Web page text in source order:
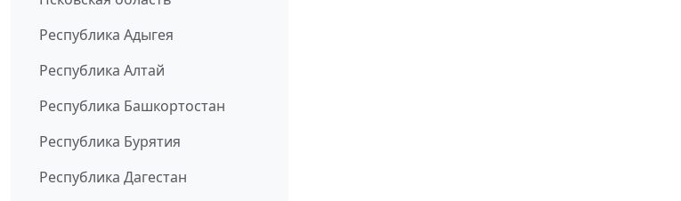
Республика Адыгея
Республика Алтай
Республика Башкортостан
Республика Бурятия
Республика Дагестан